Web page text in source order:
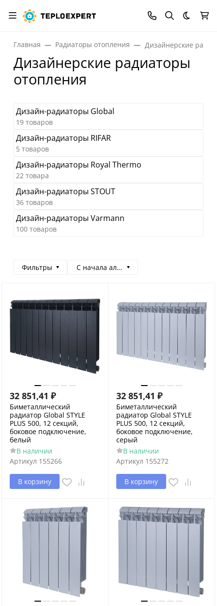
Темная
Главная Радиаторы отопления Дизайнерские
Дизайнерские радиаторы
отопления
Дизайн-радиаторы Global
19 товаров
Дизайн-радиаторы RIFAR
5 товаров
Дизайн-радиаторы Royal Thermo
22 товара
Дизайн-радиаторы STOUT
36 товаров
Дизайн-радиаторы Varmann
100 товаров
Фильтры С начала алфавита
32 851,41 ₽
Биметаллический
радиатор Global STYLE
PLUS 500, 12 секций,
боковое подключение,
белый
В наличии
Артикул 155266
В корзину
32 851,41 ₽
Биметаллический
радиатор Global STYLE
PLUS 500, 12 секций,
боковое подключение,
серый
В наличии
Артикул 155272
В корзину